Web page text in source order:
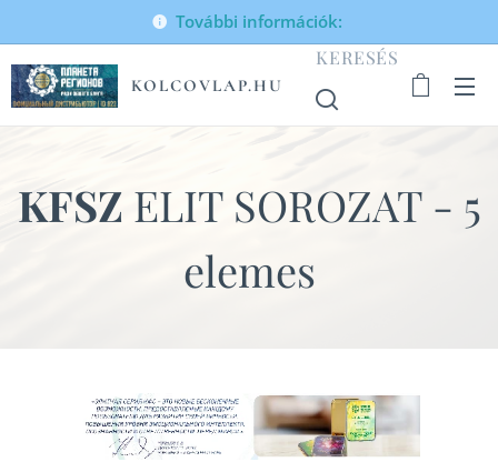
További információk:
KOLCOVLAP.HU
KERESÉS
KFSZ ELIT SOROZAT - 5
elemes